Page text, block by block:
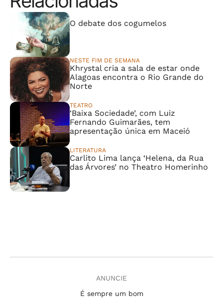
O debate dos cogumelos
NESTE FIM DE SEMANA
Khrystal cria a sala de estar onde
Alagoas encontra o Rio Grande do
Norte
TEATRO
‘Baixa Sociedade’, com Luiz
Fernando Guimarães, tem
apresentação única em Maceió
LITERATURA
Carlito Lima lança ‘Helena, da Rua
das Árvores’ no Theatro Homerinho
ANUNCIE
É sempre um bom